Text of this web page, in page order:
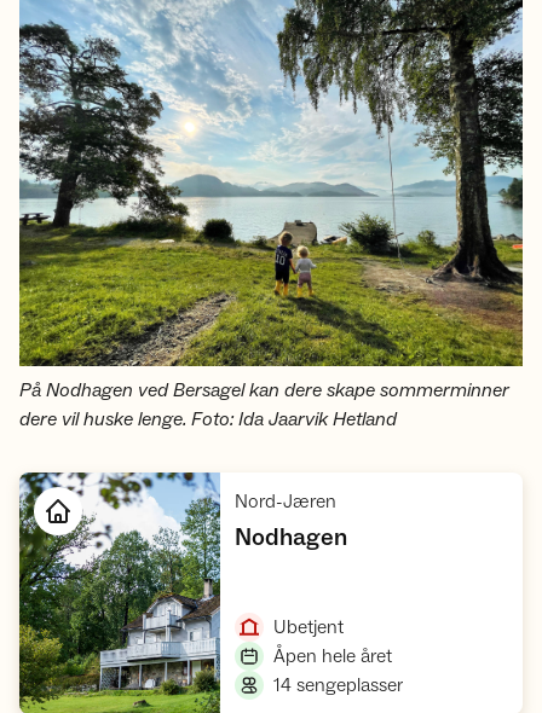
På Nodhagen ved Bersagel kan dere skape sommerminner
dere vil huske lenge. Foto: Ida Jaarvik Hetland
Nord-Jæren
Nodhagen,
Ubetjent,
Åpen hele året,
14 sengeplasser,